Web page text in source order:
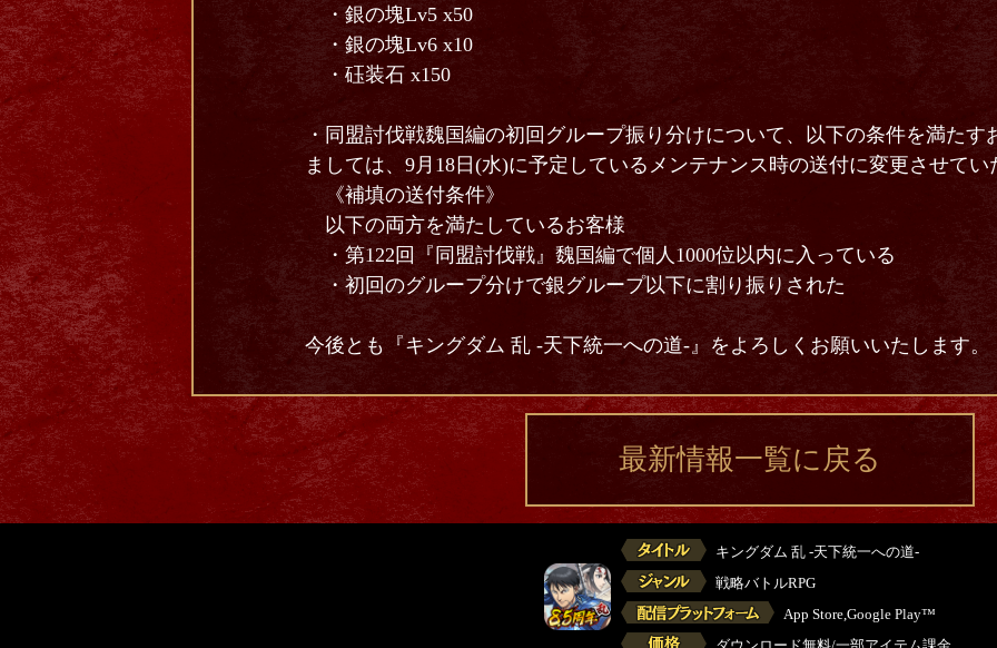
・銀の塊Lv5 x50
・銀の塊Lv6 x10
・砡装石 x150
・同盟討伐戦魏国編の初回グループ振り分けについて、以下の条件を満たす
ましては、9月18日(水)に予定しているメンテナンス時の送付に変更させてい
《補填の送付条件》
以下の両方を満たしているお客様
・第122回『同盟討伐戦』魏国編で個人1000位以内に入っている
・初回のグループ分けで銀グループ以下に割り振りされた
今後とも『キングダム 乱 -天下統一への道-』をよろしくお願いいたします。
最新情報一覧に戻る
キングダム 乱 -天下統一への道-
戦略バトルRPG
App Store,Google Play™
ダウンロード無料/一部アイテム課金